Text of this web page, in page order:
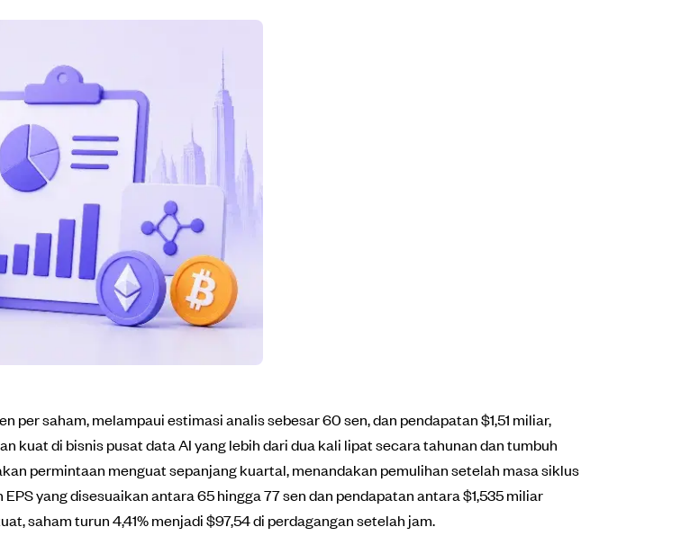
saham, melampaui estimasi analis sebesar 60 sen, dan pendapatan $1,51 miliar,
kuat di bisnis pusat data AI yang lebih dari dua kali lipat secara tahunan dan tumbuh
permintaan menguat sepanjang kuartal, menandakan pemulihan setelah masa siklus
yang disesuaikan antara 65 hingga 77 sen dan pendapatan antara $1,535 miliar
saham turun 4,41% menjadi $97,54 di perdagangan setelah jam.